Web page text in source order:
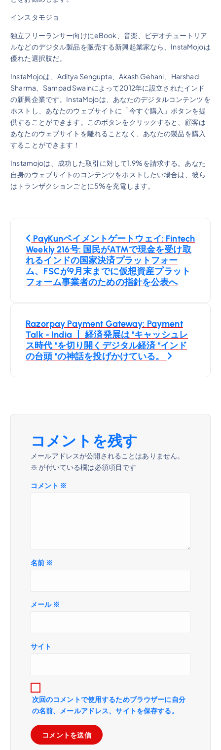
インスタモジョ
独立フリーランサー向けにeBook、音楽、ビデオチュートリア
ルなどのデジタル製品を販売する新興起業家なら、InstaMojoは
優れた選択肢だ。
InstaMojoは、Aditya Sengupta、Akash Gehani、Harshad
Sharma、Sampad Swainによって2012年に設立されたインド
の新興企業です。InstaMojoは、あなたのデジタルコンテンツを
ホストし、あなたのウェブサイトに「今すぐ購入」ボタンを提
供することができます。このボタンをクリックすると、顧客は
あなたのウェブサイトを離れることなく、あなたの製品を購入
することができます！
Instamojoは、成功した取引に対して1.9%を請求する。あなた
自身のウェブサイトのコンテンツをホストしたい場合は、彼ら
はトランザクションごとに5%を充電します。
投
稿
ナ
ゲ
ー
ン
PayKunペイメントゲートウェイ: Fintech
Weekly 216号: 国民がATMで現金を受け取
れるインドの国家決済プラットフォー
ム、FSCが9月末までに仮想資産プラット
フォーム事業者のための指針を公表へ
Razorpay Payment Gateway: Payment
Talk - India 丨 経済発展は "キャッシュレ
ス時代 "を切り開くデジタル経済 "インド
の台頭 "の神話を投げかけている。
コメントを残す
メールアドレスが公開されることはありません。
※ が付いている欄は必須項目です
コメント ※
名前 ※
メール ※
サイト
次回のコメントで使用するためブラウザーに自分
の名前、メールアドレス、サイトを保存する。